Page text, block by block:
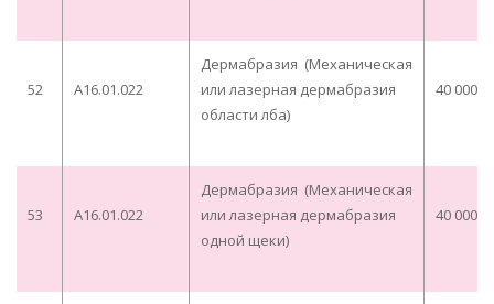
52 A16.01.022
Дермабразия (Механическая
или лазерная дермабразия
области лба)
40
53 A16.01.022
Дермабразия (Механическая
или лазерная дермабразия
одной щеки)
40